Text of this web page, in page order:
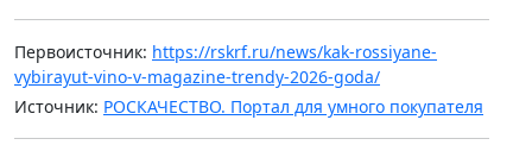
Первоисточник: https://rskrf.ru/news/kak-rossiyane-
vybirayut-vino-v-magazine-trendy-2026-goda/
Источник: РОСКАЧЕСТВО. Портал для умного покупателя